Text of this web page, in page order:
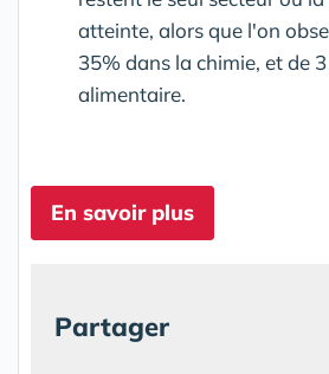
atteinte, alors que l'on
35% dans la chimie, et de
alimentaire.
En savoir plus
Partager